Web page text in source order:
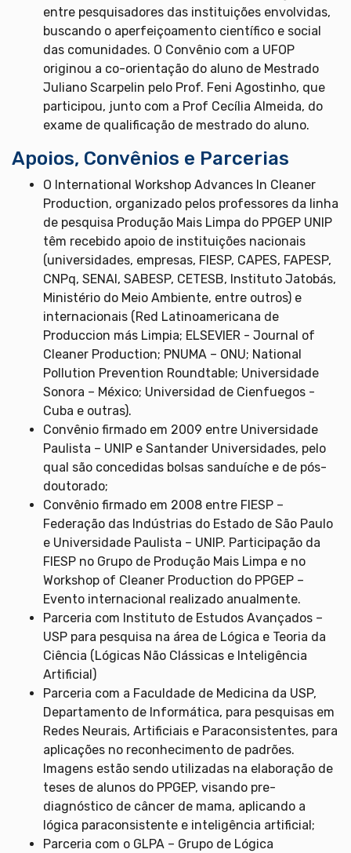
entre pesquisadores das instituições envolvidas,
buscando o aperfeiçoamento científico e social
das comunidades. O Convênio com a UFOP
originou a co-orientação do aluno de Mestrado
Juliano Scarpelin pelo Prof. Feni Agostinho, que
participou, junto com a Prof Cecília Almeida, do
exame de qualificação de mestrado do aluno.
Apoios, Convênios e Parcerias
O International Workshop Advances In Cleaner
Production, organizado pelos professores da linha
de pesquisa Produção Mais Limpa do PPGEP UNIP
têm recebido apoio de instituições nacionais
(universidades, empresas, FIESP, CAPES, FAPESP,
CNPq, SENAI, SABESP, CETESB, Instituto Jatobás,
Ministério do Meio Ambiente, entre outros) e
internacionais (Red Latinoamericana de
Produccion más Limpia; ELSEVIER - Journal of
Cleaner Production; PNUMA – ONU; National
Pollution Prevention Roundtable; Universidade
Sonora – México; Universidad de Cienfuegos -
Cuba e outras).
Convênio firmado em 2009 entre Universidade
Paulista – UNIP e Santander Universidades, pelo
qual são concedidas bolsas sanduíche e de pós-
doutorado;
Convênio firmado em 2008 entre FIESP –
Federação das Indústrias do Estado de São Paulo
e Universidade Paulista – UNIP. Participação da
FIESP no Grupo de Produção Mais Limpa e no
Workshop of Cleaner Production do PPGEP –
Evento internacional realizado anualmente.
Parceria com Instituto de Estudos Avançados –
USP para pesquisa na área de Lógica e Teoria da
Ciência (Lógicas Não Clássicas e Inteligência
Artificial)
Parceria com a Faculdade de Medicina da USP,
Departamento de Informática, para pesquisas em
Redes Neurais, Artificiais e Paraconsistentes, para
aplicações no reconhecimento de padrões.
Imagens estão sendo utilizadas na elaboração de
teses de alunos do PPGEP, visando pre-
diagnóstico de câncer de mama, aplicando a
lógica paraconsistente e inteligência artificial;
Parceria com o GLPA – Grupo de Lógica